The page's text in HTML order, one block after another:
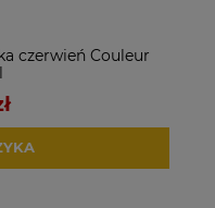
czerwień Couleur